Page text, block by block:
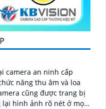
camera an ninh cấp
năng thu âm và loa
lại hình ảnh rõ nét ở mọi